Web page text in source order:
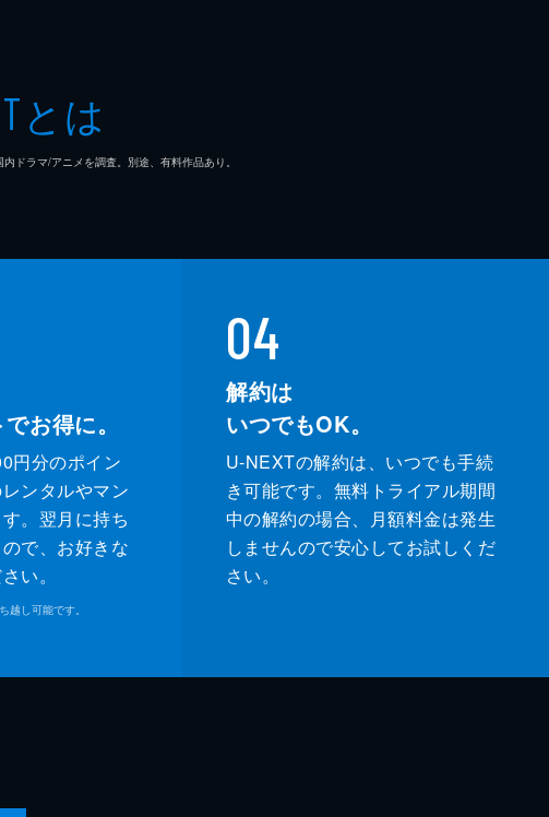
とは
ドラマ/アニメを調査。別途、有料作品あり。
お得に。
円分のポイン
ンタルやマン
。翌月に持ち
で、お好きな
い。
越し可能です。
04
解約は
いつでもOK。
U-NEXTの解約は、いつでも手続
き可能です。無料トライアル期間
中の解約の場合、月額料金は発生
しませんので安心してお試しくだ
さい。